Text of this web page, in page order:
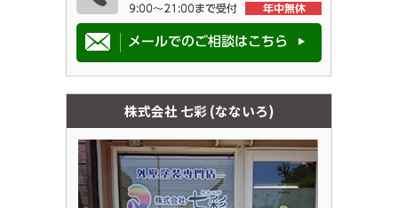
株式会社 七彩 (なないろ)